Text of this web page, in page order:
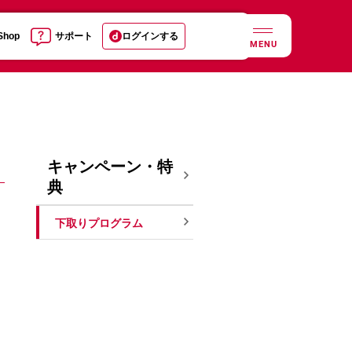
サポート ログインする
MENU
キャンペーン・特
典
下取りプログラム